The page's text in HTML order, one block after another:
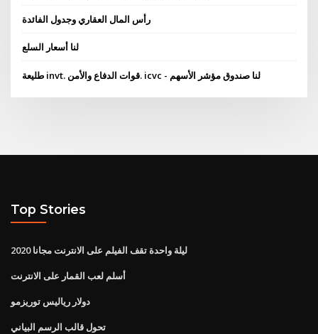
رأس المال العقاري وجدول الفائدة
لنا أسعار السلع
طليعة invt. قوات الدفاع والأمن. icvc - لنا صندوق مؤشر الأسهم
Top Stories
ليلة واحدة تقف الفيلم على الانترنت مجانا 2020
أسلم لعب القمار على الانترنت
دولار رياليس توريزمو
تحول قالب الرسم البياني